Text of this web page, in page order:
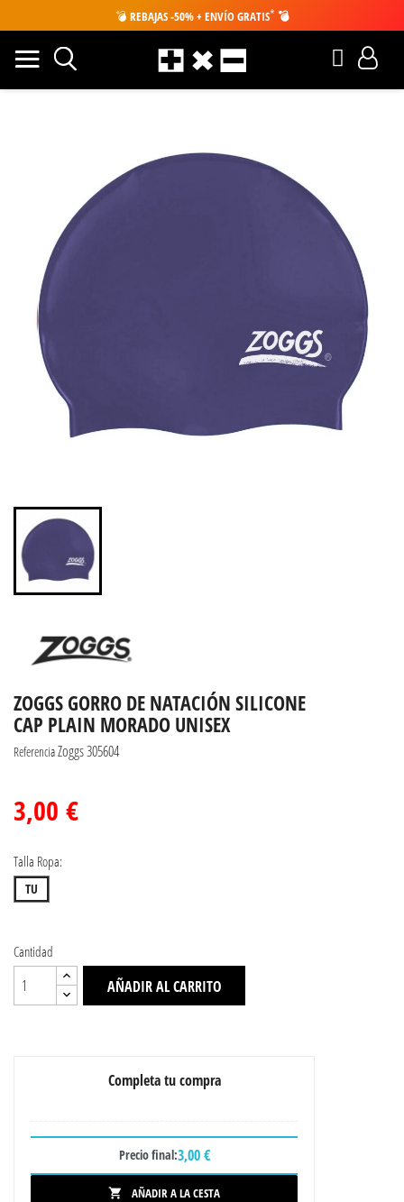
💣 REBAJAS -50% + ENVÍO GRATIS* 💣
ZOGGS GORRO DE NATACIÓN SILICONE
CAP PLAIN MORADO UNISEX
ReferenciaZoggs 305604
3,00 €
Talla Ropa:
TU
Cantidad
AÑADIR AL CARRITO
Completa tu compra
Precio final:3,00 €
 AÑADIR A LA CESTA